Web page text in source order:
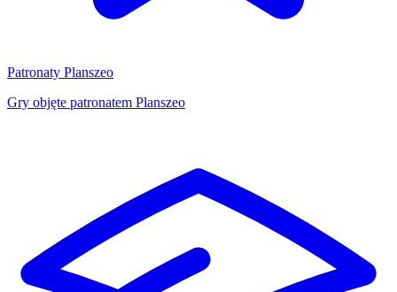
Patronaty Planszeo
Gry objęte patronatem Planszeo